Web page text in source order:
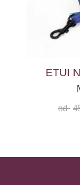
ETUI
od